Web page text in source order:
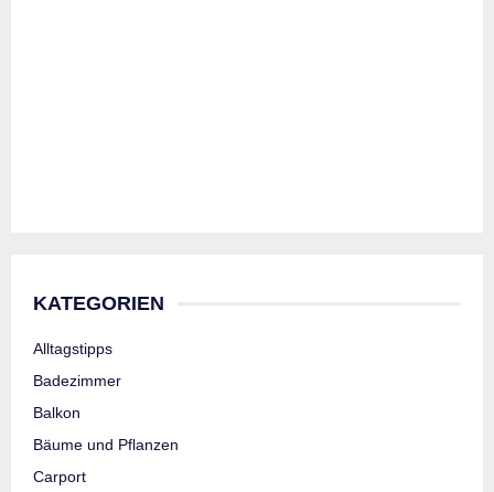
KATEGORIEN
Alltagstipps
Badezimmer
Balkon
Bäume und Pflanzen
Carport